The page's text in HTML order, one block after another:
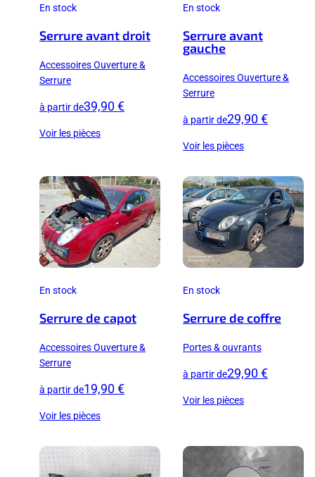
En stock
Serrure avant droit
Accessoires Ouverture &
Serrure
à partir de39,90 €
Voir les pièces
En stock
Serrure avant
gauche
Accessoires Ouverture &
Serrure
à partir de29,90 €
Voir les pièces
En stock
Serrure de capot
Accessoires Ouverture &
Serrure
à partir de19,90 €
Voir les pièces
En stock
Serrure de coffre
Portes & ouvrants
à partir de29,90 €
Voir les pièces